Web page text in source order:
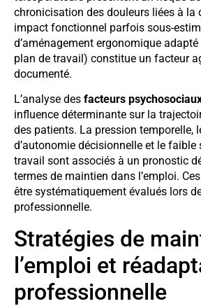
chronicisation des douleurs liées à la
impact fonctionnel parfois sous-
d’aménagement ergonomique
plan de travail) constitue un facteur
documenté.
L’analyse des facteurs
influence déterminante sur la
des patients. La pression temporelle,
d’autonomie décisionnelle et le
travail sont associés à un pronostic
termes de maintien dans l’emploi.
être systématiquement évalués lors
professionnelle.
Stratégies de
l’emploi et
professionnelle